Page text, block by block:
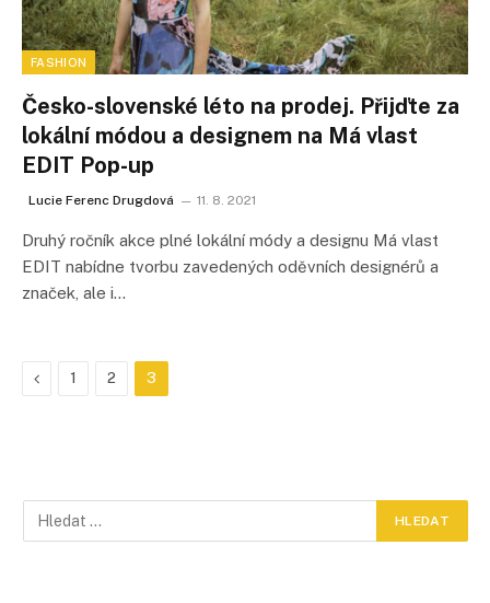
FASHION
Česko-slovenské léto na prodej. Přijďte za
lokální módou a designem na Má vlast
EDIT Pop-up
Lucie Ferenc Drugdová 11. 8. 2021
Druhý ročník akce plné lokální módy a designu Má vlast
EDIT nabídne tvorbu zavedených oděvních designérů a
značek, ale i…
Předchozí
1 2 3